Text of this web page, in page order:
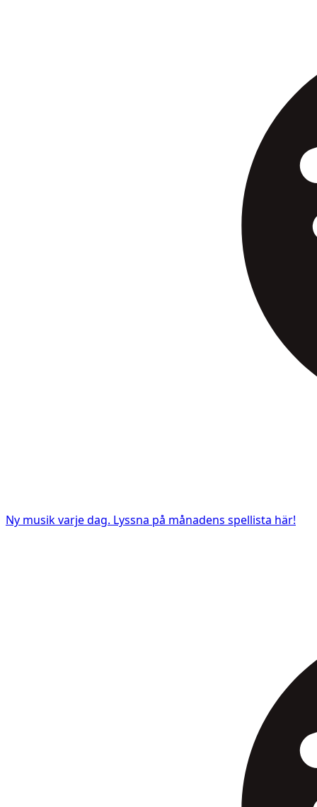
Ny musik varje dag. Lyssna på månadens spellista här!